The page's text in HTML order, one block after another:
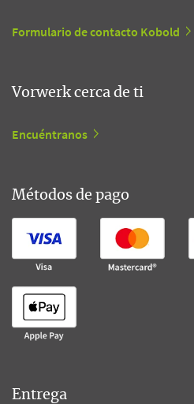
Formulario de contacto Kobold
Vorwerk cerca de ti
Encuéntranos
Métodos de pago
Entrega